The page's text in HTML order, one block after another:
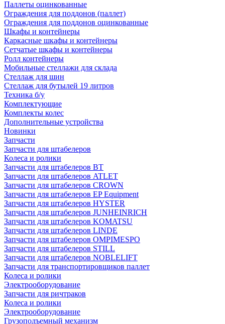
Паллеты оцинкованные
Ограждения для поддонов (паллет)
Ограждения для поддонов оцинкованные
Шкафы и контейнеры
Каркасные шкафы и контейнеры
Сетчатые шкафы и контейнеры
Ролл контейнеры
Мобильные стеллажи для склада
Стеллаж для шин
Стеллаж для бутылей 19 литров
Техника б/у
Комплектующие
Комплекты колес
Дополнительные устройства
Новинки
Запчасти
Запчасти для штабелеров
Колеса и ролики
Запчасти для штабелеров BT
Запчасти для штабелеров ATLET
Запчасти для штабелеров CROWN
Запчасти для штабелеров EP Equipment
Запчасти для штабелеров HYSTER
Запчасти для штабелеров JUNHEINRICH
Запчасти для штабелеров KOMATSU
Запчасти для штабелеров LINDE
Запчасти для штабелеров OMPIMESPO
Запчасти для штабелеров STILL
Запчасти для штабелеров NOBLELIFT
Запчасти для транспортировщиков паллет
Колеса и ролики
Электрооборудование
Запчасти для ричтраков
Колеса и ролики
Электрооборудование
Грузоподъемный механизм